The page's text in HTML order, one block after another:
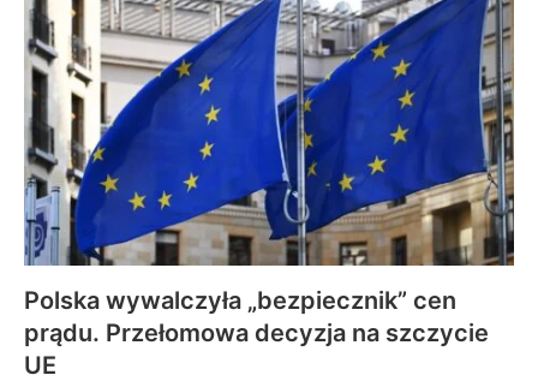
Polska wywalczyła „bezpiecznik” cen
prądu. Przełomowa decyzja na szczycie
UE